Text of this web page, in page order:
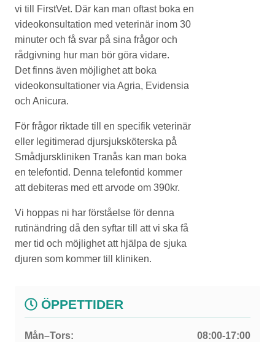
vi till FirstVet. Där kan man oftast boka en
videokonsultation med veterinär inom 30
minuter och få svar på sina frågor och
rådgivning hur man bör göra vidare.
Det finns även möjlighet att boka
videokonsultationer via Agria, Evidensia
och Anicura.
För frågor riktade till en specifik veterinär
eller legitimerad djursjuksköterska på
Smådjurskliniken Tranås kan man boka
en telefontid. Denna telefontid kommer
att debiteras med ett arvode om 390kr.
Vi hoppas ni har förståelse för denna
rutinändring då den syftar till att vi ska få
mer tid och möjlighet att hjälpa de sjuka
djuren som kommer till kliniken.
ÖPPETTIDER
Mån–Tors: 08:00-17:00